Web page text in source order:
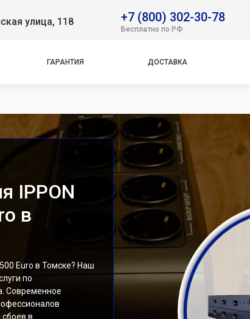
улица, 118 +7 (800) 302-30-78
Бесплатно по РФ
2200 Euro
Pro II 800
2000
ГАРАНТИЯ ДОСТАВКА
IPPON
в
Euro в Томске? Наш
по
Современное
в